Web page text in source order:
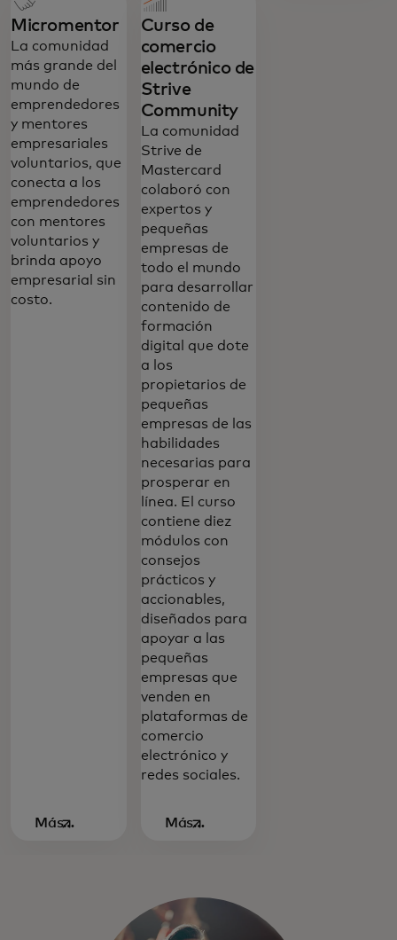
Micromentor
La comunidad
más grande del
mundo de
emprendedores
y mentores
empresariales
voluntarios, que
conecta a los
emprendedores
con mentores
voluntarios y
brinda apoyo
empresarial sin
costo.‎
Más
Curso de
comercio
electrónico de
Strive
Community‎
La comunidad
Strive de
Mastercard
colaboró con
expertos y
pequeñas
empresas de
todo el mundo
para desarrollar
contenido de
formación
digital que dote
a los
propietarios de
pequeñas
empresas de las
habilidades
necesarias para
prosperar en
línea. El curso
contiene diez
módulos con
consejos
prácticos y
accionables,
diseñados para
apoyar a las
pequeñas
empresas que
venden en
plataformas de
comercio
electrónico y
redes sociales.‎
Más